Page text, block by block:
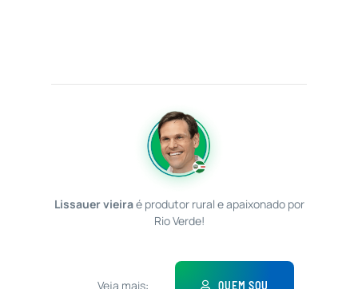
Lissauer vieiraé produtor rural e apaixonado por
Rio Verde!
Veja mais: QUEM SOU